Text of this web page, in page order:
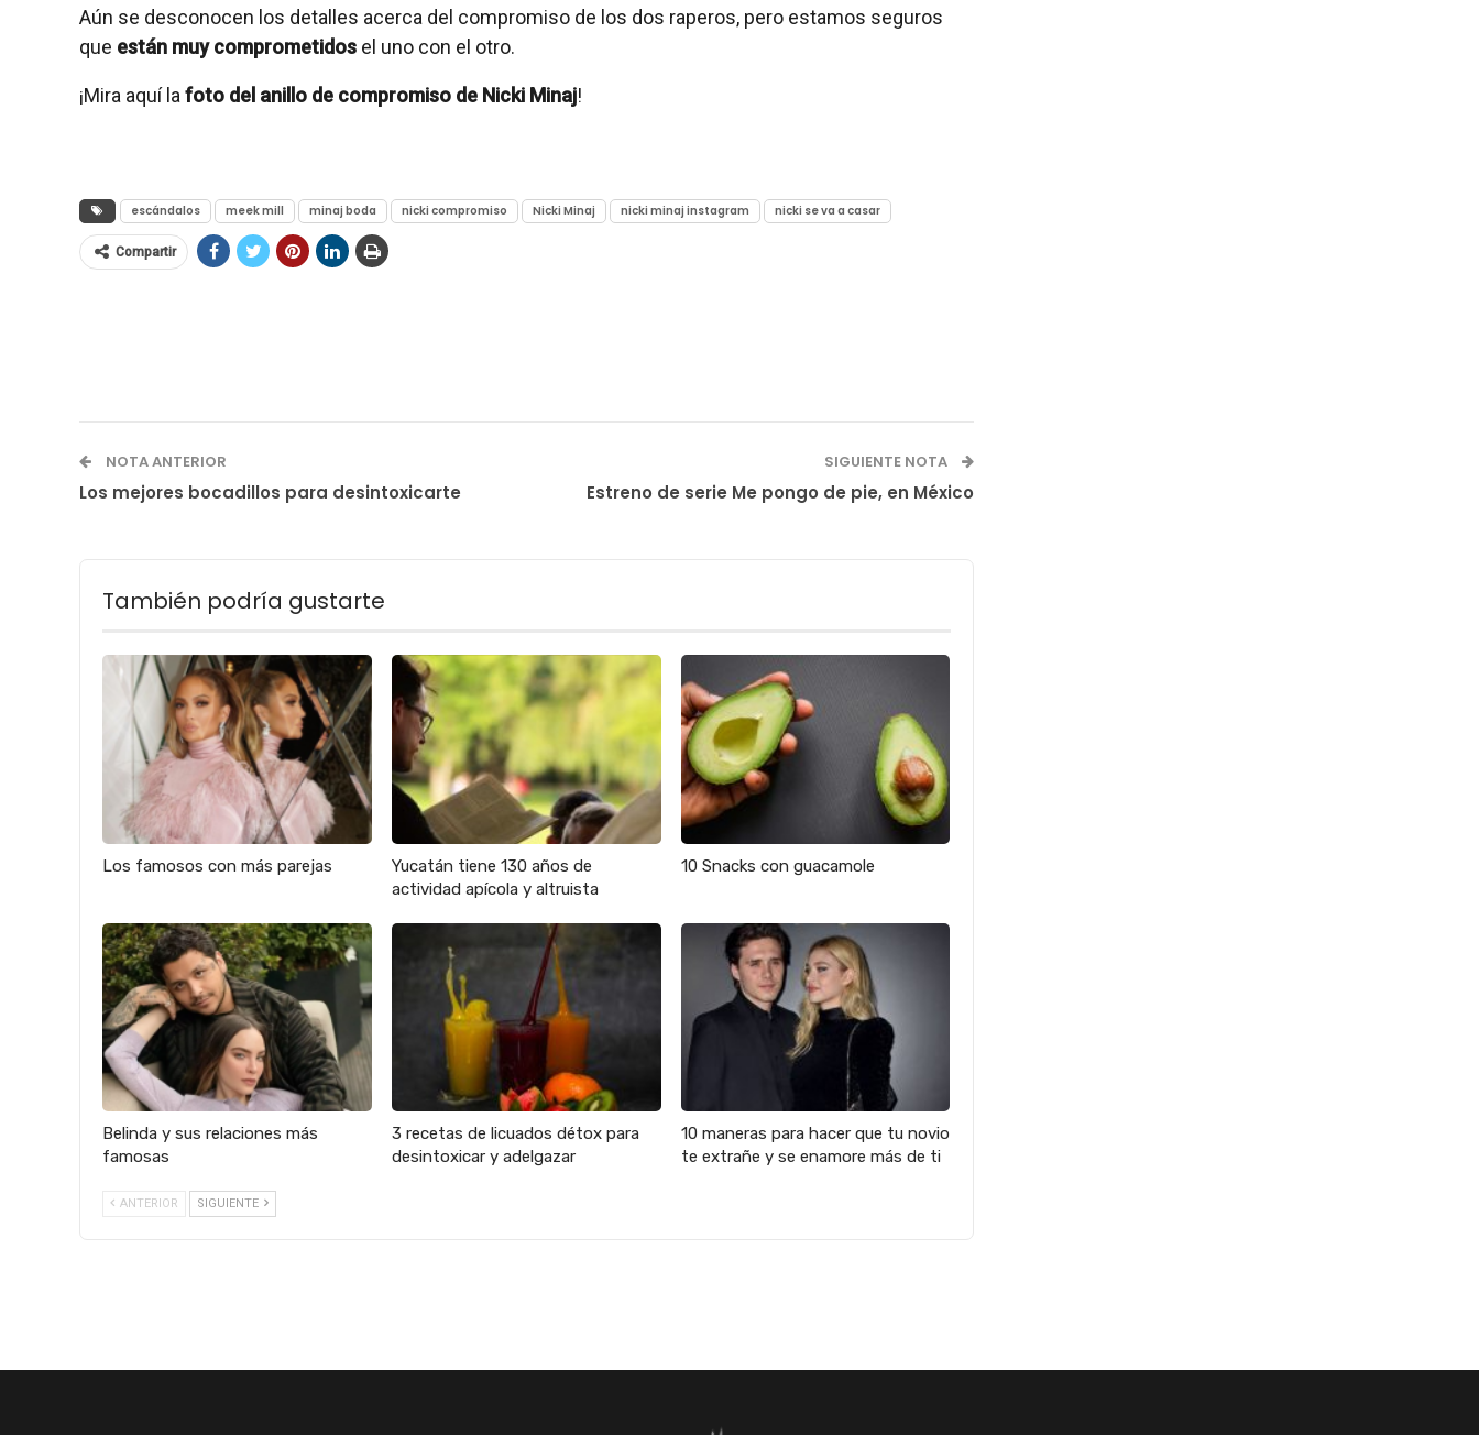
Aún se desconocen los detalles acerca del compromiso de los dos raperos, pero estamos seguros
que están muy comprometidos el uno con el otro.
¡Mira aquí lafoto del anillo de compromiso de Nicki Minaj!
escándalos meek mill minaj boda nicki compromiso Nicki Minaj nicki minaj instagram nicki se va a casar
Compartir
NOTA ANTERIOR
Los mejores bocadillos para desintoxicarte
SIGUIENTE NOTA
Estreno de serie Me pongo de pie, en México
También podría gustarte
Los famosos con más parejas
Yucatán tiene 130 años de
actividad apícola y altruista
10 Snacks con guacamole
Belinda y sus relaciones más
famosas
3 recetas de licuados détox para
desintoxicar y adelgazar
10 maneras para hacer que tu novio
te extrañe y se enamore más de ti
ANTERIOR SIGUIENTE